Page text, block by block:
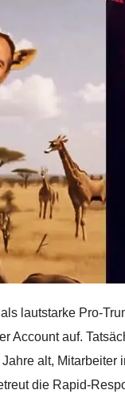
lautstarke Pro-
Account auf.
alt,
die Rapid-